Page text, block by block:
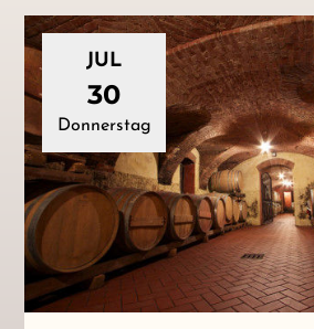
JUL
30
Donnerstag